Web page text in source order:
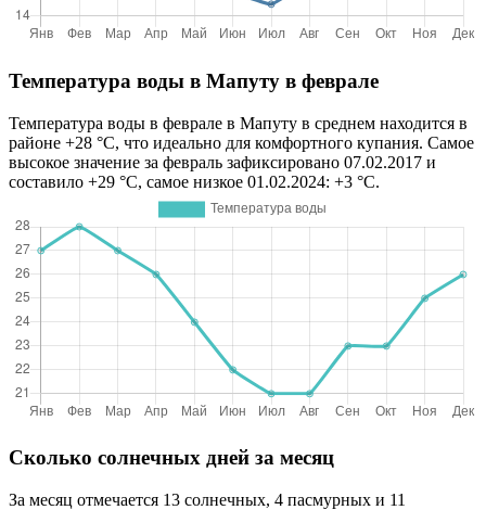
Температура воды в Мапуту в феврале
Температура воды в феврале в Мапуту в среднем находится в
районе +28 °C, что идеально для комфортного купания. Самое
высокое значение за февраль зафиксировано 07.02.2017 и
составило +29 °C, самое низкое 01.02.2024: +3 °C.
Сколько солнечных дней за месяц
За месяц отмечается 13 солнечных, 4 пасмурных и 11